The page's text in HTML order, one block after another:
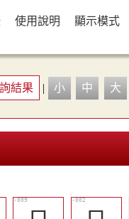
使用說明 顯示模式
結果 | 小 中 大